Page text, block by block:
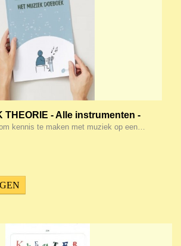
THEORIE - Alle instrumenten -
kennis te maken met muziek op een…